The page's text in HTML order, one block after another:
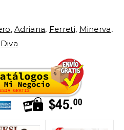
,Adriana, Ferreti, Minerva,
Diva